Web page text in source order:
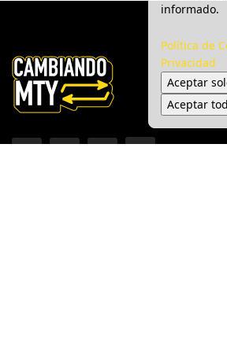
informado.
Política de
Privacidad
Aceptar
Aceptar